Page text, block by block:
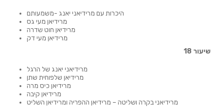
היכרות עם מרידיאני יאנג -משמעותם
מרידיאן מעי גס
מרידיאן חוט שדרה
מרידיאן מעי דק
שיעור 18
מרידיאני יאנג של הרגל
מרידיאן שלפוחית שתן
מרידיאן כיס מרה
מרידיאן קיבה
מרידיאני בקרה ושליטה – מרידיאן ההפריה ומרידיאן השליט